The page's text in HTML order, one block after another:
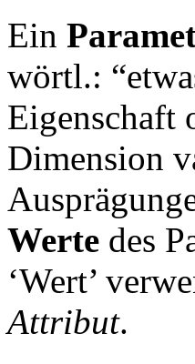
Ein
wörtl.:
Eigenschaft
Dimension
Werte des
‘Wert’
Attribut.